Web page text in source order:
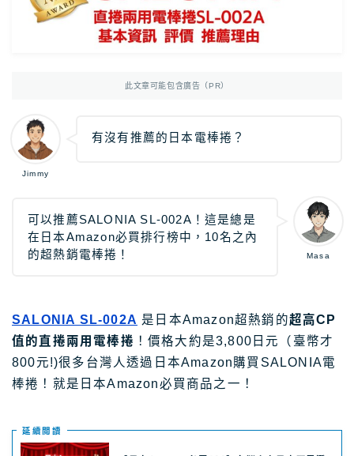
Acrobat Pro價格
Photoshop Photoshop教學
日亞｜最新優惠券
日亞｜必買2025
日亞｜Amazon Music
日本樂天｜最新優惠
TravelJP 日本旅遊超值資訊
日本租車｜8大租車網站比較
日本租車｜ToCoo!租車網
此文章可能包含廣告（PR）
Jimmy
有沒有推薦的日本電棒捲？
Masa
可以推薦SALONIA SL-002A！這是總是
在日本Amazon必買排行榜中，10名之內
的超熱銷電棒捲！
SALONIA SL-002A 是日本Amazon超熱銷的超高CP
值的直捲兩用電棒捲 ！價格大約是3,800日元（臺幣才
800元!)很多台灣人透過日本Amazon購買SALONIA電
棒捲！就是日本Amazon必買商品之一！
延續閲讀